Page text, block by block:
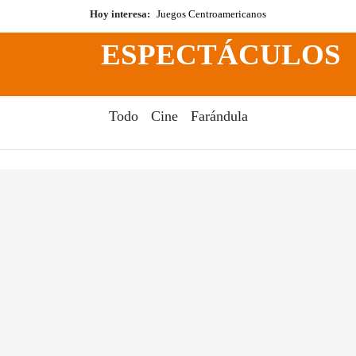
Hoy interesa: Juegos Centroamericanos
ESPECTÁCULOS
Todo Cine Farándula